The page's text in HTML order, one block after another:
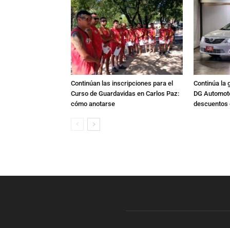
Continúan las inscripciones para el
Curso de Guardavidas en Carlos Paz:
cómo anotarse
Continúa la
DG
descuentos